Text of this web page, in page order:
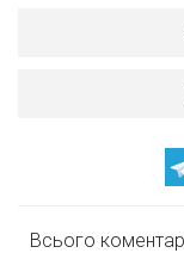
Всього